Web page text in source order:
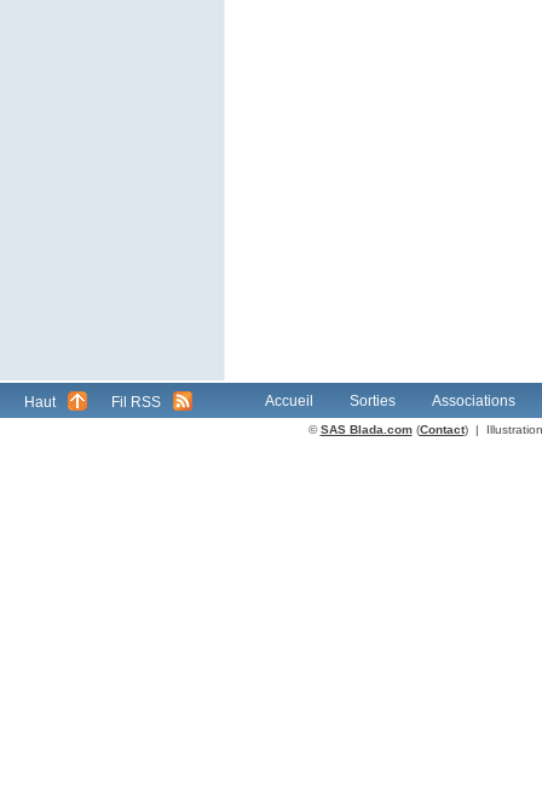
Haut Fil RSS Accueil Sorties Associations
©SAS Blada.com(Contact) |